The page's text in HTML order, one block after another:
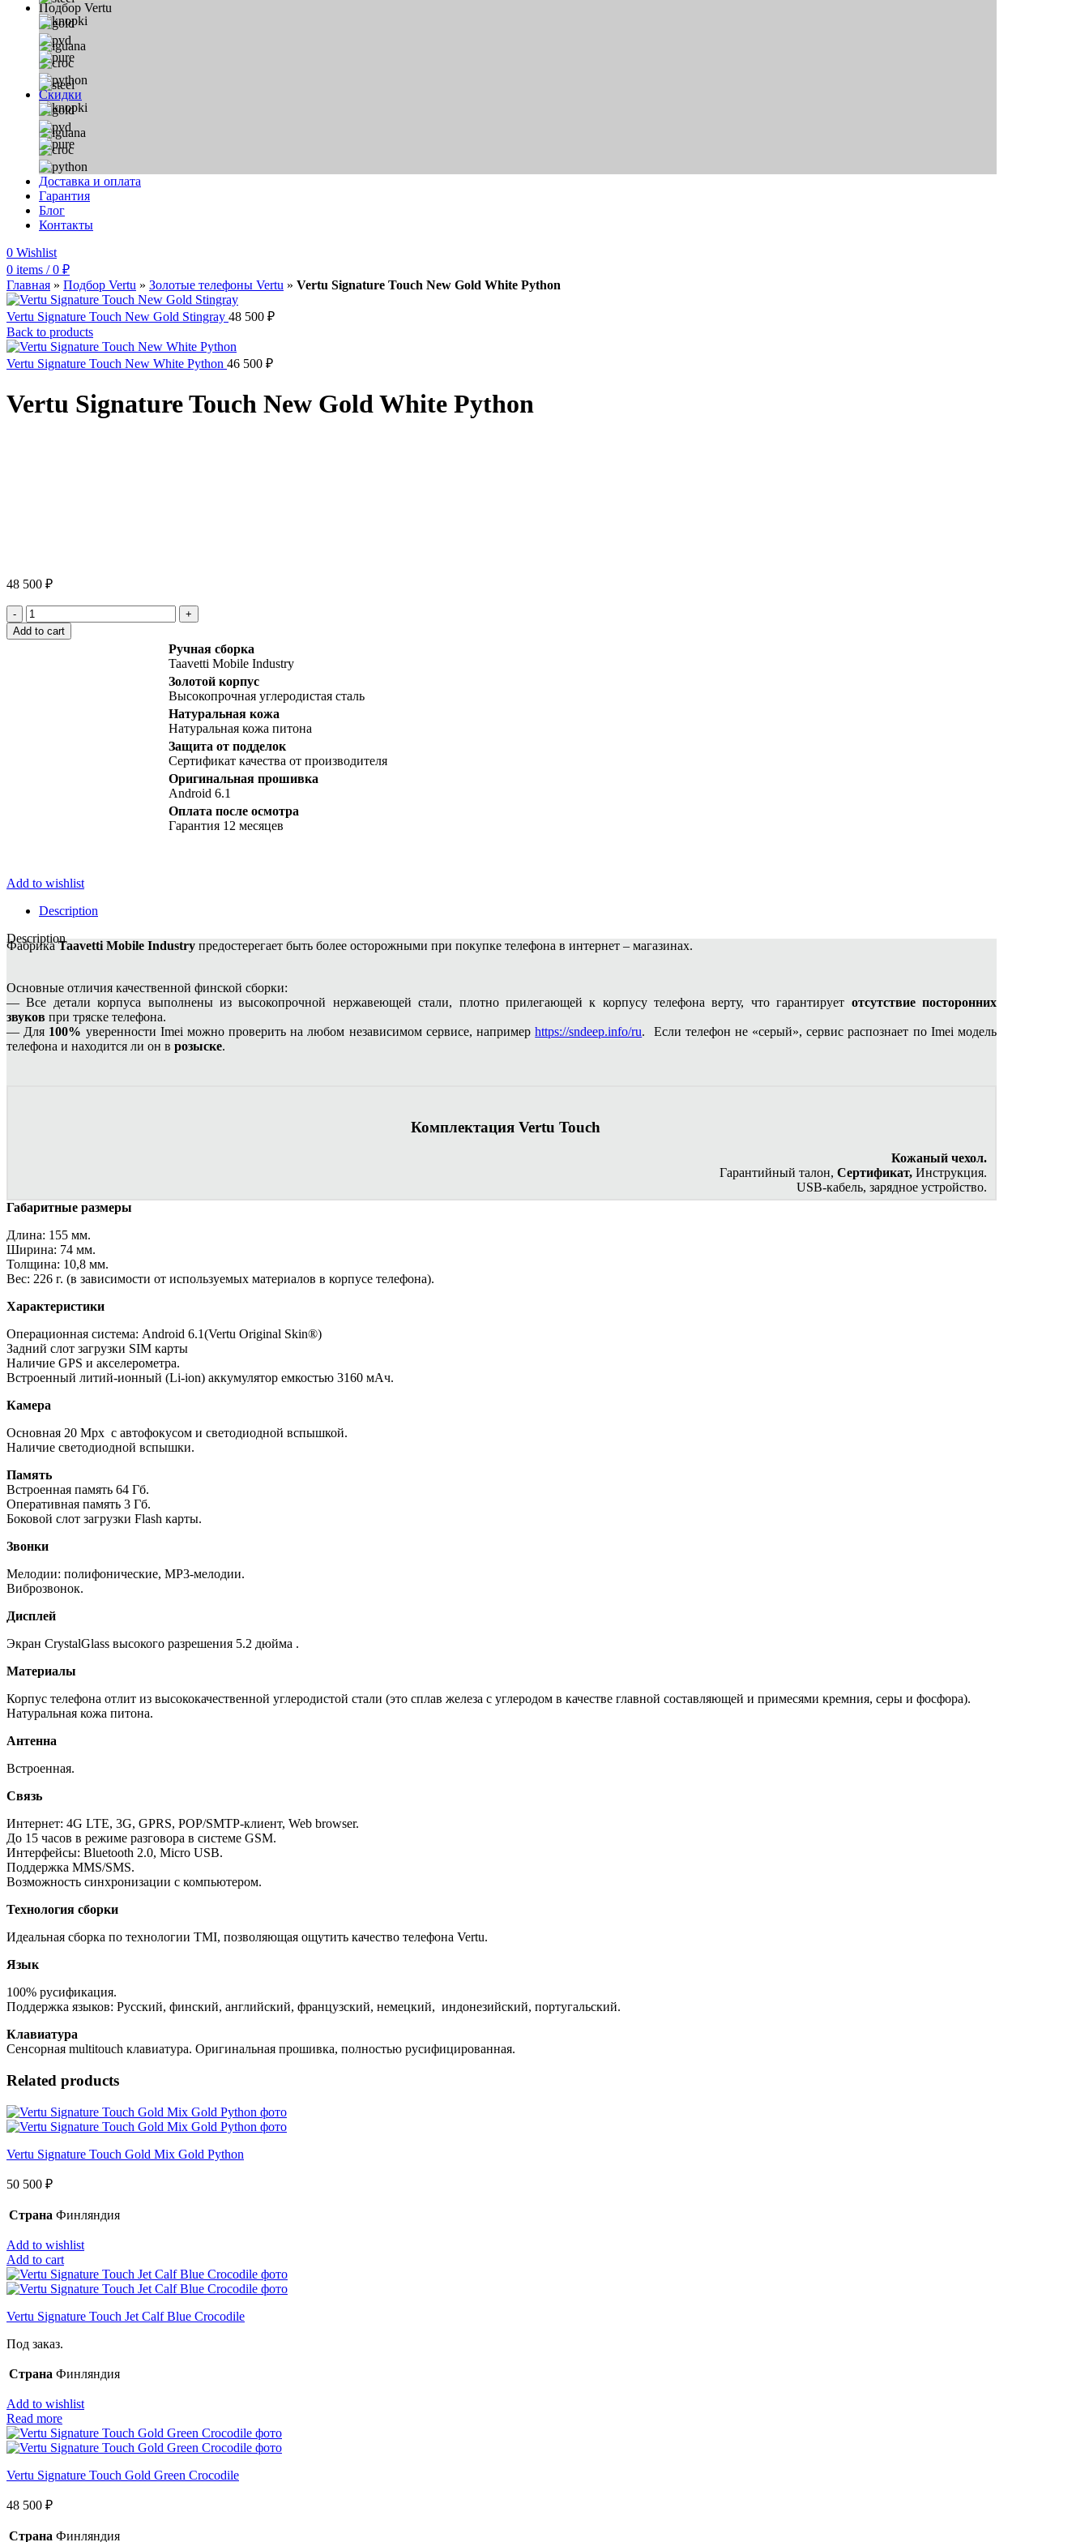
Подбор Vertu
Скидки
Доставка и оплата
Гарантия
Блог
Контакты
0 Wishlist
0 items / 0 ₽
Главная » Подбор Vertu » Золотые телефоны Vertu » Vertu Signature Touch New Gold White Python
Vertu Signature Touch New Gold Stingray 48 500 ₽
Back to products
Vertu Signature Touch New White Python 46 500 ₽
Vertu Signature Touch New Gold White Python
48 500 ₽
Vertu
Signature
Touch
Add to cart
Ручная сборка
Taavetti Mobile Industry
Золотой корпус
Высокопрочная углеродистая сталь
Натуральная кожа
Натуральная кожа питона
Защита от подделок
Сертификат качества от производителя
Оригинальная прошивка
Android 6.1
Оплата после осмотра
Гарантия 12 месяцев
Add to wishlist
Description
Description
ФабрикаTaavetti Mobile Industry предостерегает быть более осторожными при покупке телефона в интернет – магазинах.
Основные отличия качественной финской сборки:
— Все детали корпуса выполнены из высокопрочной нержавеющей стали, плотно прилегающей к корпусу телефона верту, что гарантирует отсутствие посторонних
звуков при тряске телефона.
— Для 100% уверенности Imei можно проверить на любом независимом сервисе, напримерhttps://sndeep.info/ru. Если телефон не «серый», сервис распознает по Imei модель
телефона и находится ли он в розыске.
Комплектация Vertu Touch
Кожаный чехол.
Гарантийный талон, Сертификат, Инструкция.
USB-кабель, зарядное устройство.
Габаритные размеры
Длина: 155 мм.
Ширина: 74 мм.
Толщина: 10,8 мм.
Вес: 226 г. (в зависимости от используемых материалов в корпусе телефона).
Характеристики
Операционная система: Android 6.1(Vertu Original Skin®)
Задний слот загрузки SIM карты
Наличие GPS и акселерометра.
Встроенный литий-ионный (Li-ion) аккумулятор емкостью 3160 мАч.
Камера
Основная 20 Mpx с автофокусом и светодиодной вспышкой.
Наличие светодиодной вспышки.
Память
Встроенная память 64 Гб.
Оперативная память 3 Гб.
Боковой слот загрузки Flash карты.
Звонки
Мелодии: полифонические, MP3-мелодии.
Виброзвонок.
Дисплей
Экран CrystalGlass высокого разрешения 5.2 дюйма .
Материалы
Корпус телефона отлит из высококачественной углеродистой стали (это сплав железа с углеродом в качестве главной составляющей и примесями кремния, серы и фосфора).
Натуральная кожа питона.
Антенна
Встроенная.
Связь
Интернет: 4G LTE, 3G, GPRS, POP/SMTP-клиент, Web browser.
До 15 часов в режиме разговора в системе GSM.
Интерфейсы: Bluetooth 2.0, Micro USB.
Поддержка MMS/SMS.
Возможность синхронизации с компьютером.
Технология сборки
Идеальная сборка по технологии TMI, позволяющая ощутить качество телефона Vertu.
Язык
100% русификация.
Поддержка языков: Русский, финский, английский, французский, немецкий, индонезийский, португальский.
Клавиатура
Сенсорная multitouch клавиатура. Оригинальная прошивка, полностью русифицированная.
Related products
Vertu Signature Touch Gold Mix Gold Python
50 500 ₽
Страна Финляндия
Add to wishlist
Add to cart
Vertu Signature Touch Jet Calf Blue Crocodile
Под заказ.
Страна Финляндия
Add to wishlist
Read more
Vertu Signature Touch Gold Green Crocodile
48 500 ₽
Страна Финляндия